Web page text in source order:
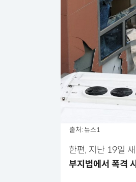
출처: 뉴스1
한편, 지난 19일
부지법에서 폭격